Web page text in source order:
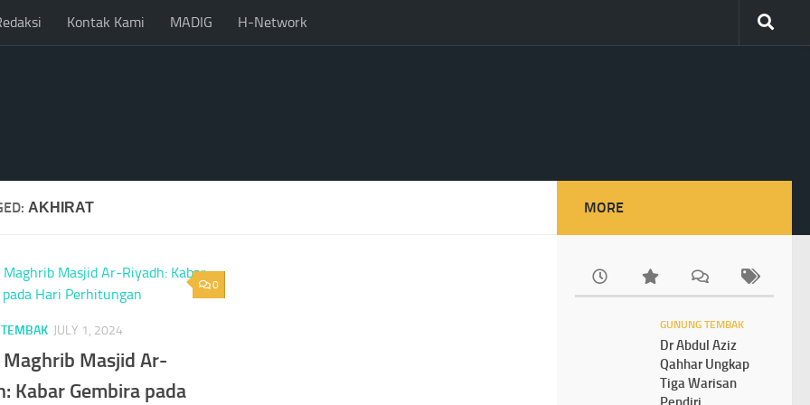
Kontak Kami MADIG H-Network
AKHIRAT
0
JULY 1, 2024
Maghrib Masjid Ar-
Kabar Gembira pada
MORE
GUNUNG TEMBAK
Dr Abdul Aziz
Qahhar Ungkap
Tiga Warisan